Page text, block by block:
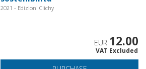
2021 - Edizioni Clichy
EUR 12.00
VAT Excluded